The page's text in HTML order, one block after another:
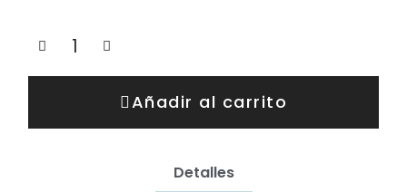
Añadir al carrito
Detalles